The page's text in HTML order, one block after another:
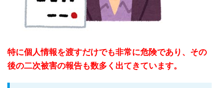
特に個人情報を渡すだけでも非常に危険であり、その
後の二次被害の報告も数多く出てきています。